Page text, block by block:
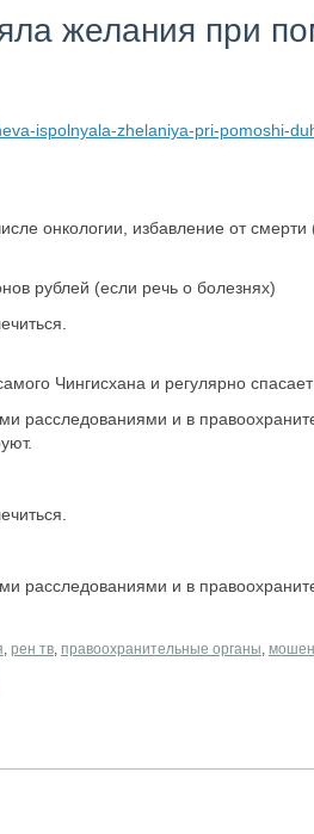
желания при
ispolnyala-zhelaniya-pri-pomoshi-
онкологии, избавление от
рублей (если речь о болезнях)
Чингисхана и регулярно
расследованиями и в
расследованиями и в
, рен тв, правоохранительные органы,